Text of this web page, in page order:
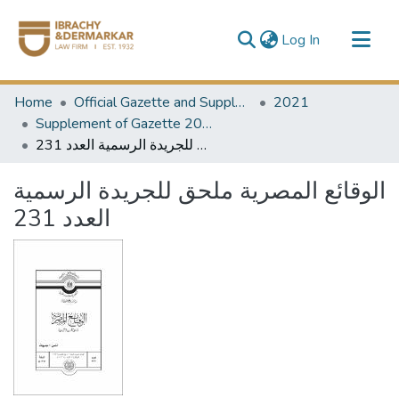
Log In (current)
Communities & Collections
All of DSpace
Home Official Gazette and Supplement
2021
Supplement of Gazette 2021
الوقائع المصرية ملحق للجريدة الرسمية العدد 231
الوقائع المصرية ملحق للجريدة الرسمية
العدد 231